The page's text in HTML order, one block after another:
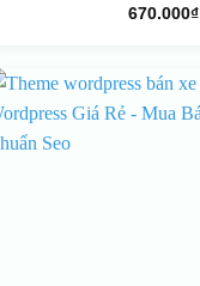
670.000₫